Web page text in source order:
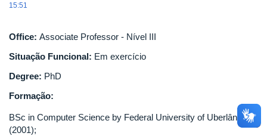
15:51
Office: Associate Professor - Nível III
Situação Funcional: Em exercício
Degree: PhD
Formação:
BSc in Computer Science by Federal University of Uberlândia
(2001);